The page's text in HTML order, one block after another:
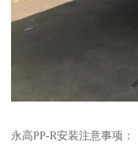
永高PP-R安装注意事项：